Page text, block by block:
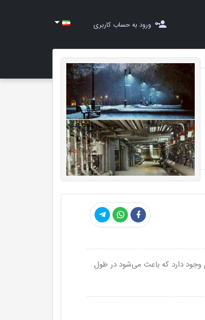
ورود به حساب کاربری
تاسیسات لوله آب گرم وجود دارد که باعث می‌شود در طول